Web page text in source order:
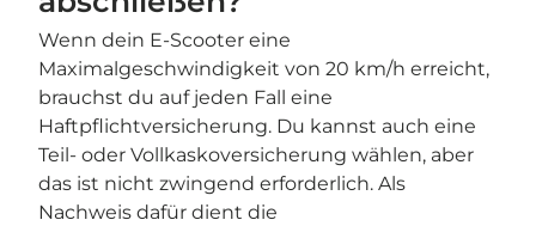
Wenn dein E-Scooter eine
Maximalgeschwindigkeit von 20 km/h erreicht,
brauchst du auf jeden Fall eine
Haftpflichtversicherung. Du kannst auch eine
Teil- oder Vollkaskoversicherung wählen, aber
das ist nicht zwingend erforderlich. Als
Nachweis dafür dient die